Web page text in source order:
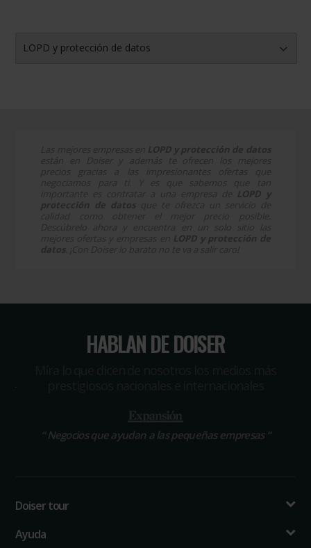
LOPD y protección de datos
HABLAN DE DOISER
“Negocios que ayudan a las pequeñas empresas “
Doiser tour
Ayuda